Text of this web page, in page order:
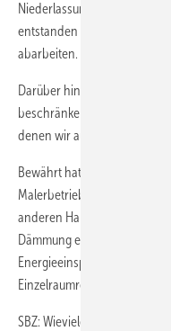
Niederlassung haben,
entstanden
abarbeiten.
Darüber hinaus werben wir
beschränken wir uns dabei
denen wir auch unser
Bewährt hat sich auch die
Malerbetrieb. Im
anderen
Dämmung ebenfalls als
Energieeinsparung
Einzelraumregelung ein
SBZ: Wieviele der